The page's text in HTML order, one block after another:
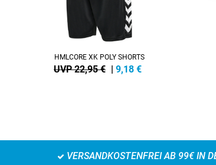
HMLCORE XK POLY SHORTS
UVP 22,95 € | 9,18 €
VERSANDKOSTENFREI AB 99€ IN